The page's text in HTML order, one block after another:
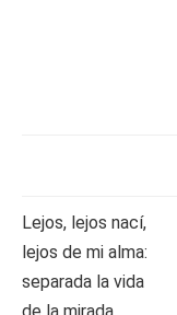
Lejos, lejos nací,
lejos de mi alma:
separada la vida